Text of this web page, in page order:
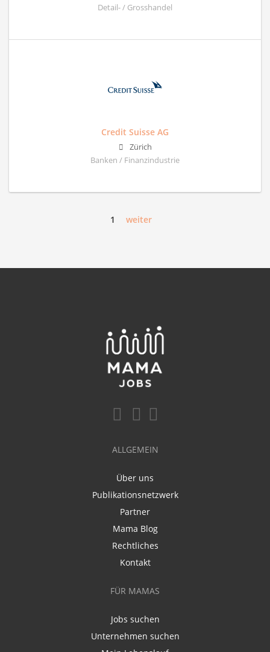
Detail- / Grosshandel
Credit Suisse AG
Zürich
Banken / Finanzindustrie
1 weiter
ALLGEMEIN
Über uns
Publikationsnetzwerk
Partner
Mama Blog
Rechtliches
Kontakt
FÜR MAMAS
Jobs suchen
Unternehmen suchen